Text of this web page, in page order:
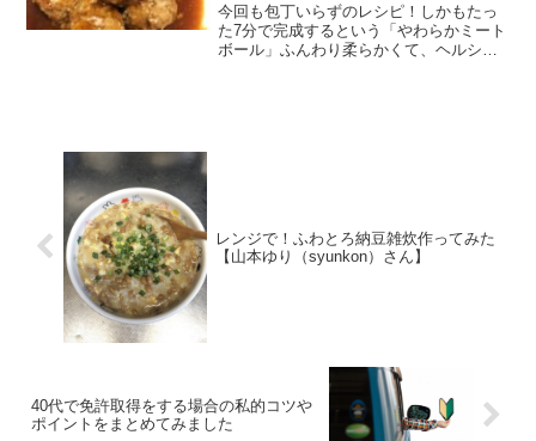
今回も包丁いらずのレシピ！しかもたっ
た7分で完成するという「やわらかミート
ボール」ふんわり柔らかくて、ヘルシー
レンジで！ふわとろ納豆雑炊作ってみた
【山本ゆり（syunkon）さん】
40代で免許取得をする場合の私的コツや
ポイントをまとめてみました